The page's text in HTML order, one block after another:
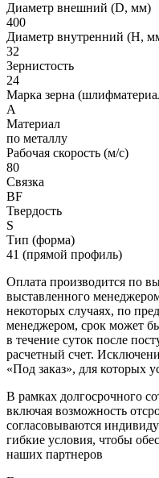
Диаметр внешний (D, мм)
400
Диаметр внутренний (H,
32
Зернистость
24
Марка зерна
A
Материал
по металлу
Рабочая скорость (м/с)
80
Связка
BF
Твердость
S
Тип (форма)
41 (прямой профиль)
Оплата производится по
выставленного
некоторых случаях, по
менеджером, срок может
в течение суток после
расчетный счет.
«Под заказ», для которых
В рамках долгосрочного
включая возможность
согласовываются
гибкие условия, чтобы
наших партнеров